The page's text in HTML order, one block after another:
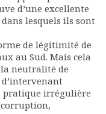
d’une excellente
lesquels ils sont
de légitimité de
au Sud. Mais cela
neutralité de
pratique irrégulière